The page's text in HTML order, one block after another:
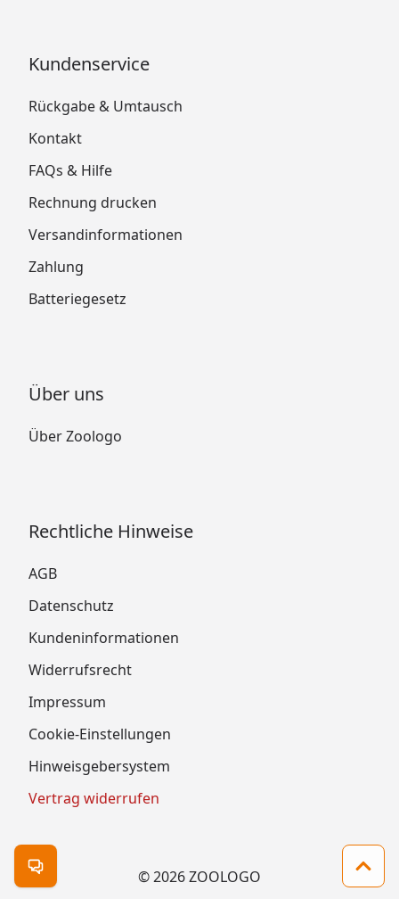
Kundenservice
Rückgabe & Umtausch
Kontakt
FAQs & Hilfe
Rechnung drucken
Versandinformationen
Zahlung
Batteriegesetz
Über uns
Über Zoologo
Rechtliche Hinweise
AGB
Datenschutz
Kundeninformationen
Widerrufsrecht
Impressum
Cookie-Einstellungen
Hinweisgebersystem
Vertrag widerrufen
© 2026 ZOOLOGO
Kontakt öffnen